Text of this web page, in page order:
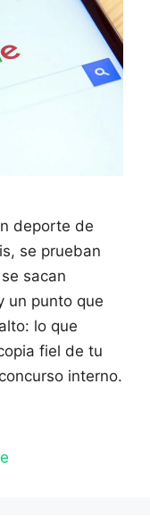
deporte de
se prueban
sacan
un punto que
lo que
fiel de tu
interno.